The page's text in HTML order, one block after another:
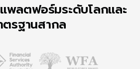
พลตฟอร์มระดับโลกและ
ตรฐานสากล